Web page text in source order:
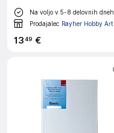
Na voljo v 5-8 delovnih dneh
Prodajalec Rayher Hobby Art
1349 €